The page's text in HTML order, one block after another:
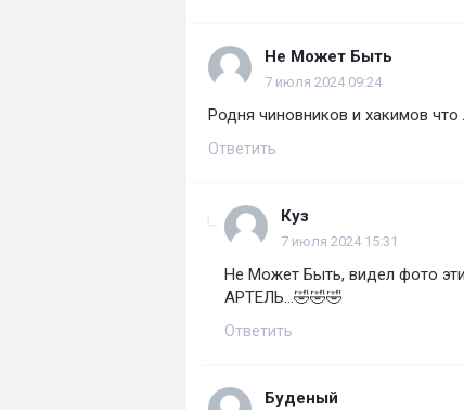
Не Может Быть
7 июля 2024 09:24
Родня чиновников и хакимов что
Ответить
Куз
7 июля 2024 15:31
Не Может Быть, видел фото
АРТЕЛЬ...🤣🤣🤣
Ответить
Буденый